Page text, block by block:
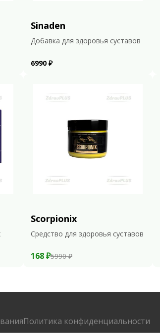
Sinaden
Добавка для здоровья суставов
6990 ₽
Scorpionix
Средство для здоровья суставов
168 ₽5990 ₽
Политика конфиденциальности